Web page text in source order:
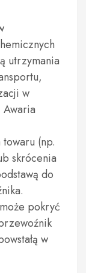
utrzymania
w
(np.
skrócenia
do
pokryć
w